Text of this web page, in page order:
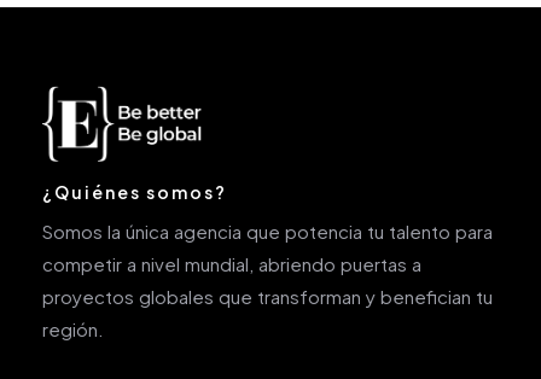
¿Quiénes somos?
Somos la única agencia que potencia tu talento para
competir a nivel mundial, abriendo puertas a
proyectos globales que transforman y benefician tu
región.